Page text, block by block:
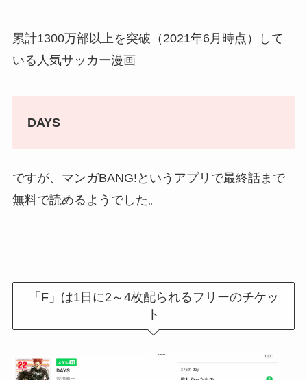
累計1300万部以上を突破（2021年6月時点）して
いる人気サッカー漫画
DAYS
ですが、マンガBANG!というアプリで最終話まで
無料で読めるようでした。
「F」は1日に2～4枚配られるフリーのチケッ
ト